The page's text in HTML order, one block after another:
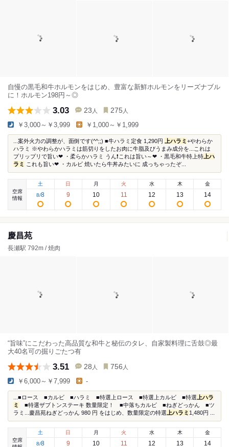
自慢の黒毛和牛ホルモンをはじめ、豊富な新鮮ホルモンをリーズナブル
に！ホルモン198円～◎
3.03 23 人 275 人
￥3,000～￥3,999 ￥1,000～￥1,999
...案外火力の調整が、面倒です(^^;;) ■牛ハラミ定食 1,290円 上ハラミ +やわらか
ハラミ ※やわらかハラミは筋切りをしたお肉に牛脂及びうまみ成分を...これは
プリップリで旨い❤ ・柔らかハラミ うん❗これは旨い～❤ ・黒毛和牛特上特 上ハ
ラミ
これも旨い❤ ・カルビ 焼いたら牛丼みたいに 成っちゃったぞ...
空席
情報
土
8/8
日
9
月
10
火
11
水
12
木
13
金
14
慶昌苑
長瀬駅 792m / 焼肉
“旨味”にこだわった高品質な和牛と秘伝のタレ、自家製料理に舌鼓◎最
大40名可の掘りごたつ有
3.51 28 人 756 人
￥6,000～￥7,999 -
...■ロース ■カルビ ■ハラミ ■特選上ロース ■特選上カルビ ■特選 上ハラ
ミ
■特選ザブトンステーキ 数量限定！ ■中落ちカルビ ■ねぎどっかん ■ツ
ラミ...慶昌苑ねぎどっかん 980 円 をはじめ、数量限定の特選 上ハラミ 1,480円 ...
空席
土
8/8
日
9
月
10
火
11
水
12
木
13
金
14